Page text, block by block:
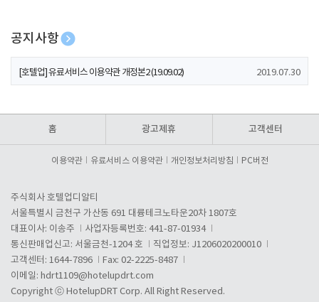
공지사항
[호텔업] 개인정보 처리방침 개정본1 (19.09.02)
[호텔업] 유료서비스 이용약관 개정본2 (19.09.02) 2019.07.30
홈 광고제휴 고객센터
이용약관 유료서비스 이용약관 개인정보처리방침 PC버전
주식회사 호텔업디알티
서울특별시 금천구 가산동 691 대륭테크노타운20차 1807호
대표이사: 이송주
사업자등록번호: 441-87-01934
통신판매업신고: 서울금천-1204 호
직업정보: J1206020200010
고객센터: 1644-7896
Fax: 02-2225-8487
이메일: hdrt1109@hotelupdrt.com
Copyright ⓒ HotelupDRT Corp. All Right Reserved.